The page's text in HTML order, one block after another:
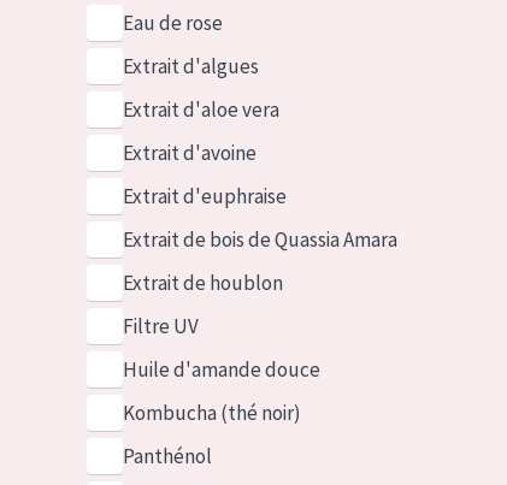
Eau de rose
Extrait d'algues
Extrait d'aloe vera
Extrait d'avoine
Extrait d'euphraise
Extrait de bois de Quassia Amara
Extrait de houblon
Filtre UV
Huile d'amande douce
Kombucha (thé noir)
Panthénol